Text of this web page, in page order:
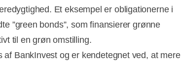
Et eksempel er obligationerne i
”green bonds”, som finansierer grønne
til en grøn omstilling.
af BankInvest og er kendetegnet ved, at mere